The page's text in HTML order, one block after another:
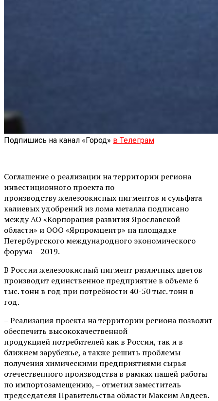
Подпишись на канал «Город» в Телеграм
Соглашение о реализации на территории региона
инвестиционного проекта по
производству железоокисных пигментов и сульфата
калиевых удобрений из лома металла подписано
между АО «Корпорация развития Ярославской
области» и ООО «Ярпромцентр» на площадке
Петербургского международного экономического
форума – 2019.
В России железоокисный пигмент различных цветов
производит единственное предприятие в объеме 6
тыс. тонн в год при потребности 40-50 тыс. тонн в
год.
– Реализация проекта на территории региона позволит
обеспечить высококачественной
продукцией потребителей как в России, так и в
ближнем зарубежье, а также решить проблемы
получения химическими предприятиями сырья
отечественного производства в рамках нашей работы
по импортозамещению, – отметил заместитель
председателя Правительства области Максим Авдеев.